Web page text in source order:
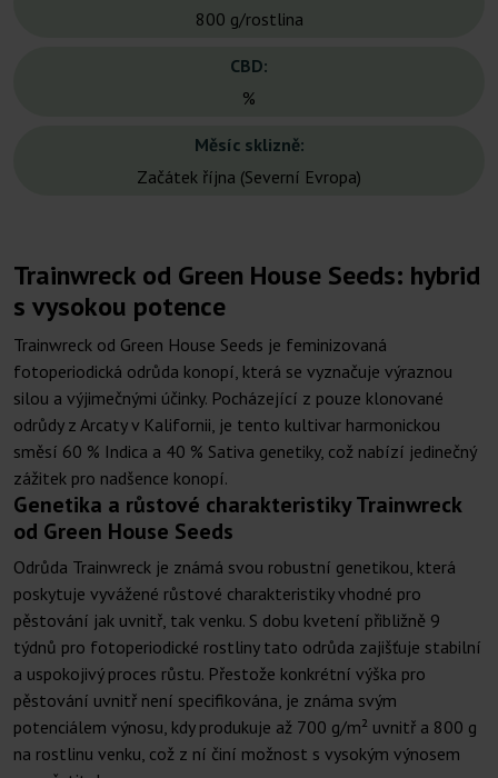
800 g/rostlina
CBD:
%
Měsíc sklizně:
Začátek října (Severní Evropa)
Trainwreck od Green House Seeds: hybrid
s vysokou potence
Trainwreck od Green House Seeds je feminizovaná
fotoperiodická odrůda konopí, která se vyznačuje výraznou
silou a výjimečnými účinky. Pocházející z pouze klonované
odrůdy z Arcaty v Kalifornii, je tento kultivar harmonickou
směsí 60 % Indica a 40 % Sativa genetiky, což nabízí jedinečný
zážitek pro nadšence konopí.
Genetika a růstové charakteristiky Trainwreck
od Green House Seeds
Odrůda Trainwreck je známá svou robustní genetikou, která
poskytuje vyvážené růstové charakteristiky vhodné pro
pěstování jak uvnitř, tak venku. S dobu kvetení přibližně 9
týdnů pro fotoperiodické rostliny tato odrůda zajišťuje stabilní
a uspokojivý proces růstu. Přestože konkrétní výška pro
pěstování uvnitř není specifikována, je známa svým
potenciálem výnosu, kdy produkuje až 700 g/m² uvnitř a 800 g
na rostlinu venku, což z ní činí možnost s vysokým výnosem